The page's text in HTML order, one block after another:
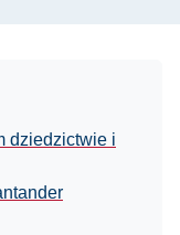
dziedzictwie i